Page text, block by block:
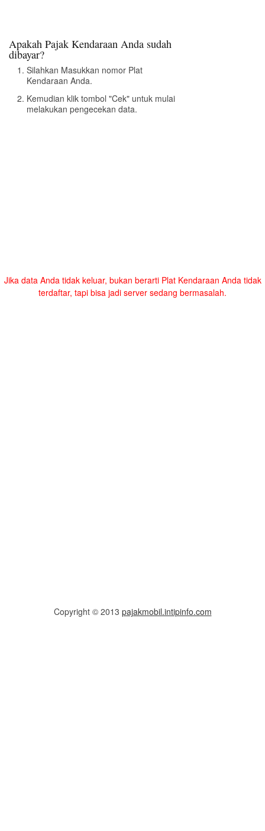
Apakah Pajak Kendaraan Anda sudah
dibayar?
Silahkan Masukkan nomor Plat
Kendaraan Anda.
Kemudian klik tombol "Cek" untuk mulai
melakukan pengecekan data.
Jika data Anda tidak keluar, bukan berarti Plat Kendaraan Anda tidak
terdaftar, tapi bisa jadi server sedang bermasalah.
Copyright © 2013 pajakmobil.intipinfo.com